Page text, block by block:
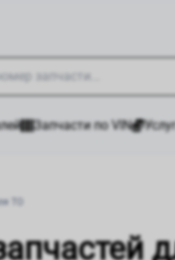
Запчасти по VIN
ТО